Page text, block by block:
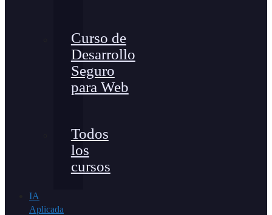
Curso de
Desarrollo
Seguro
para Web
Todos
los
cursos
IA
Aplicada